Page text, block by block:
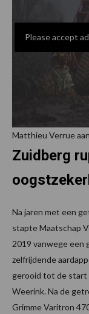
Please accept
Matthieu Verrue
Zuidberg
Na jaren met een
stapte Maatschap
2019 vanwege een
zelfrijdende
gerooid tot de start
Weerink. Na de
Grimme Varitron